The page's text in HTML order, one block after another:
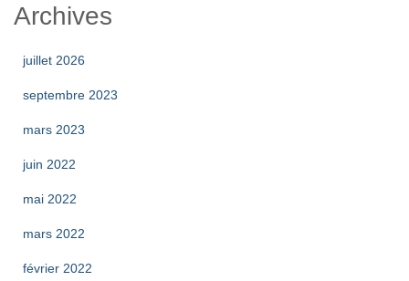
Archives
juillet 2026
septembre 2023
mars 2023
juin 2022
mai 2022
mars 2022
février 2022